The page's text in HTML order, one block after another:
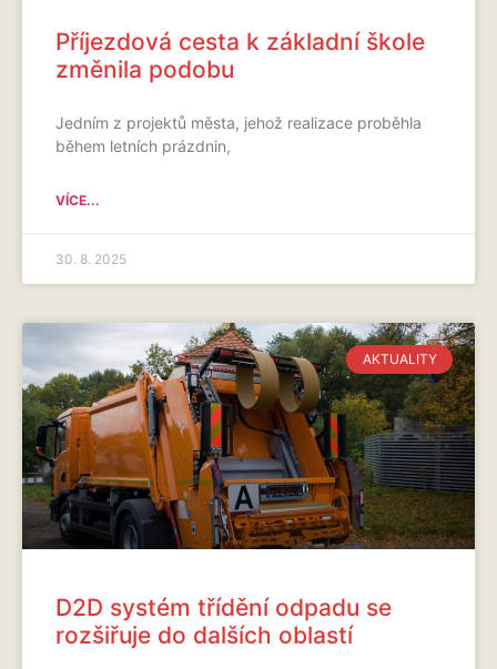
Příjezdová cesta k základní škole
změnila podobu
Jedním z projektů města, jehož realizace proběhla
během letních prázdnin,
VÍCE...
30. 8. 2025
AKTUALITY
D2D systém třídění odpadu se
rozšiřuje do dalších oblastí